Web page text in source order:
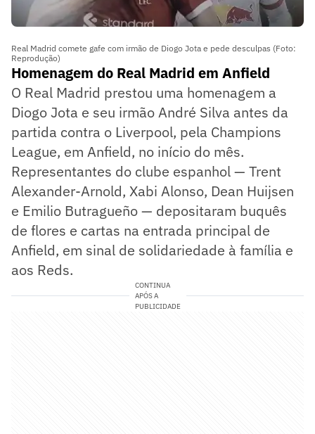
Real Madrid comete gafe com irmão de Diogo Jota e pede desculpas (Foto:
Reprodução)
Homenagem do Real Madrid em Anfield
O Real Madrid prestou uma homenagem a
Diogo Jota e seu irmão André Silva antes da
partida contra o Liverpool, pela Champions
League, em Anfield, no início do mês.
Representantes do clube espanhol — Trent
Alexander-Arnold, Xabi Alonso, Dean Huijsen
e Emilio Butragueño — depositaram buquês
de flores e cartas na entrada principal de
Anfield, em sinal de solidariedade à família e
aos Reds.
CONTINUA
APÓS A
PUBLICIDADE